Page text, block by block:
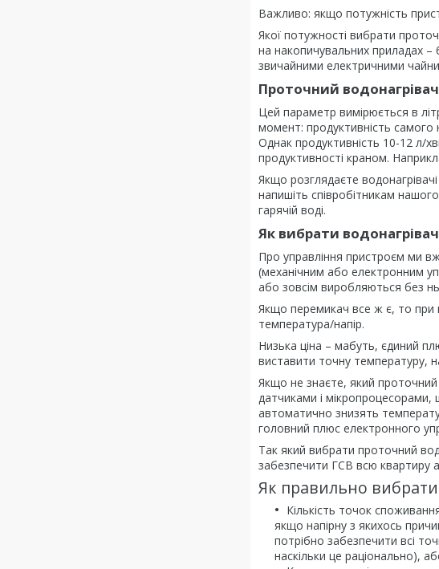
Важливо: якщо потужність
Якої потужності вибрати
на накопичувальних приладах –
звичайними електричними
Проточний
Цей параметр вимірюється в
момент: продуктивність самого
Однак продуктивність 10-12 л/
продуктивності краном.
Якщо розглядаєте
напишіть співробітникам
гарячій воді.
Як вибрати
Про управління пристроєм ми
(механічним або електронним
або зовсім виробляються без
Якщо перемикач все ж є, то при
температура/напір.
Низька ціна – мабуть, єдиний
виставити точну температуру,
Якщо не знаєте, який
датчиками і мікропроцесорами,
автоматично знизять
головний плюс електронного
Так який вибрати проточний
забезпечити ГСВ всю квартиру
Як правильно
Кількість точок
якщо напірну з якихось
потрібно забезпечити всі
наскільки це раціонально),